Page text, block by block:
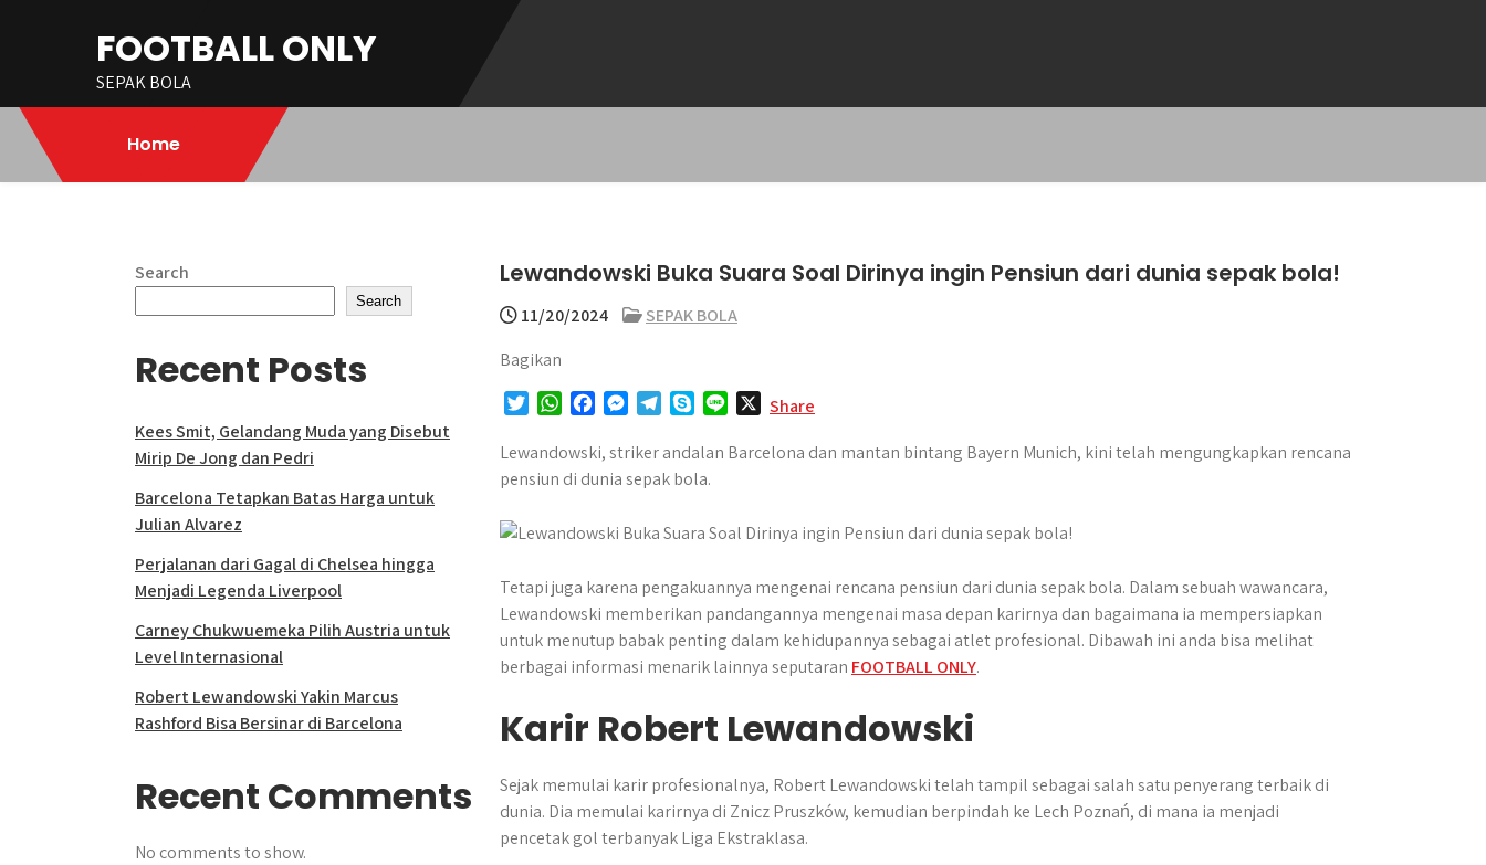
FOOTBALL ONLY
SEPAK BOLA
Home
Lewandowski Buka Suara Soal Dirinya ingin Pensiun dari dunia sepak bola!
11/20/2024
SEPAK BOLA
Bagikan
i
t
W
a
t
c
e
s
s
n
r
l
e
r
y
p
n
Share
Lewandowski, striker andalan Barcelona dan mantan bintang Bayern Munich, kini telah mengungkapkan rencana
pensiun di dunia sepak bola.
Tetapi juga karena pengakuannya mengenai rencana pensiun dari dunia sepak bola. Dalam sebuah wawancara,
Lewandowski memberikan pandangannya mengenai masa depan karirnya dan bagaimana ia mempersiapkan
untuk menutup babak penting dalam kehidupannya sebagai atlet profesional. Dibawah ini anda bisa melihat
berbagai informasi menarik lainnya seputaran FOOTBALL ONLY.
Karir Robert Lewandowski
Sejak memulai karir profesionalnya, Robert Lewandowski telah tampil sebagai salah satu penyerang terbaik di
dunia. Dia memulai karirnya di Znicz Pruszków, kemudian berpindah ke Lech Poznań, di mana ia menjadi
pencetak gol terbanyak Liga Ekstraklasa.
Search
Search
Recent Posts
Kees Smit, Gelandang Muda yang Disebut
Mirip De Jong dan Pedri
Barcelona Tetapkan Batas Harga untuk
Julian Alvarez
Perjalanan dari Gagal di Chelsea hingga
Menjadi Legenda Liverpool
Carney Chukwuemeka Pilih Austria untuk
Level Internasional
Robert Lewandowski Yakin Marcus
Rashford Bisa Bersinar di Barcelona
Recent Comments
No comments to show.